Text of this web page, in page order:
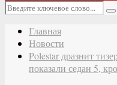
Основное
меню
Искать:
Главная
Новости
Polestar дразнит
показали седан 5,